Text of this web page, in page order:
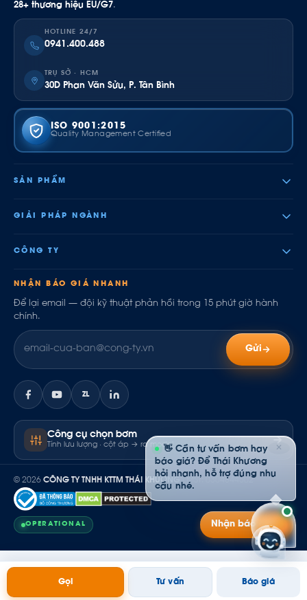
28+ thương hiệu EU/G7.
HOTLINE 24/7
0941.400.488
TRỤ SỞ · HCM
30D Phan Văn Sửu, P. Tân Bình
ISO 9001:2015
Quality Management Certified
SẢN PHẨM
GIẢI PHÁP NGÀNH
CÔNG TY
NHẬN BÁO GIÁ NHANH
Để lại email — đội kỹ thuật phản hồi trong 15 phút giờ hành
chính.
Gửi
ZL
Công cụ chọn bơm
Tính lưu lượng · cột áp → ra model
© 2026 CÔNG TY TNHH KTTM THÁI KHƯƠNG · MST: 0304844502
OPERATIONAL Nhận báo giá
Gọi Tư vấn Báo giá
✕
👋 Cần tư vấn bơm hay
báo giá? Để Thái Khương
hỏi nhanh, hỗ trợ đúng nhu
cầu nhé.